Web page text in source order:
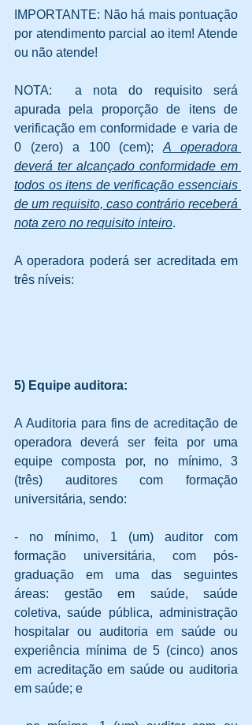
IMPORTANTE: Não há mais pontuação
por atendimento parcial ao item! Atende
ou não atende!
NOTA:  a nota do requisito será
apurada pela proporção de itens de
verificação em conformidade e varia de
0 (zero) a 100 (cem); A operadora
deverá ter alcançado conformidade em
todos os itens de verificação essenciais
de um requisito, caso contrário receberá
nota zero no requisito inteiro.
A operadora poderá ser acreditada em
três níveis:
5) Equipe auditora:
A Auditoria para fins de acreditação de
operadora deverá ser feita por uma
equipe composta por, no mínimo, 3
(três) auditores com formação
universitária, sendo:
- no mínimo, 1 (um) auditor com
formação universitária, com pós-
graduação em uma das seguintes
áreas: gestão em saúde, saúde
coletiva, saúde pública, administração
hospitalar ou auditoria em saúde ou
experiência mínima de 5 (cinco) anos
em acreditação em saúde ou auditoria
em saúde; e